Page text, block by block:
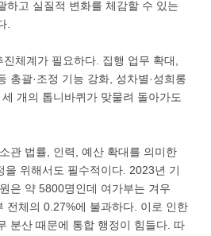
하고 실질적 변화를 체감할 수 있는
.
체계가 필요하다. 집행 업무 확대,
총괄·조정 기능 강화, 성차별·성희롱
개의 톱니바퀴가 맞물려 돌아가도
관 법률, 인력, 예산 확대를 의미한
을 위해서도 필수적이다. 2023년 기
은 약 5800명인데 여가부는 겨우
전체의 0.27%에 불과하다. 이로 인한
분산 때문에 통합 행정이 힘들다. 따